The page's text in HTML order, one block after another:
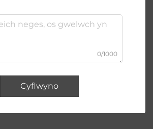
0/1000
Cyflwyno